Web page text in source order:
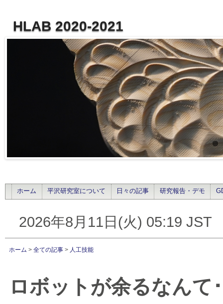
HLAB 2020-2021
ホーム 平沢研究室について 日々の記事 研究報告・デモ
2026年8月11日(火) 05:19 JST
ホーム > 全ての記事 > 人工技能
ロボットが余るなんて